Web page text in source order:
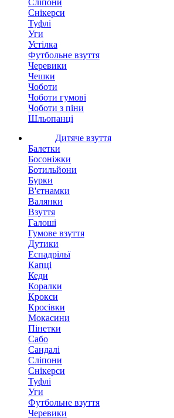
Сліпони
Снікерси
Туфлі
Уги
Устілка
Футбольне взуття
Черевики
Чешки
Чоботи
Чоботи гумові
Чоботи з піни
Шльопанці
Дитяче взуття
Балетки
Босоніжки
Ботильйони
Бурки
В'єтнамки
Валянки
Взуття
Галоші
Гумове взуття
Дутики
Еспадрільї
Капці
Кеди
Коралки
Крокси
Кросівки
Мокасини
Пінетки
Сабо
Сандалі
Сліпони
Снікерси
Туфлі
Уги
Футбольне взуття
Черевики